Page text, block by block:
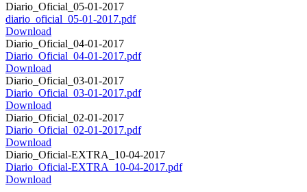
Diario_Oficial_05-01-2017
diario_oficial_05-01-2017.pdf
Download
Diario_Oficial_04-01-2017
Diario_Oficial_04-01-2017.pdf
Download
Diario_Oficial_03-01-2017
Diario_Oficial_03-01-2017.pdf
Download
Diario_Oficial_02-01-2017
Diario_Oficial_02-01-2017.pdf
Download
Diario_Oficial-EXTRA_10-04-2017
Diario_Oficial-EXTRA_10-04-2017.pdf
Download